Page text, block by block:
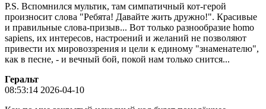
P.S. Вспомнился мультик, там симпатичный кот-герой
произносит слова "Ребята! Давайте жить дружно!". Красивые
и правильные слова-призыв... Вот только разнообразие homo
sapiens, их интересов, настроений и желаний не позволяют
привести их мировоззрения и цели к единому "знаменателю",
как в песне, - и вечный бой, покой нам только снится...
Геральт
08:53:14 2026-04-10